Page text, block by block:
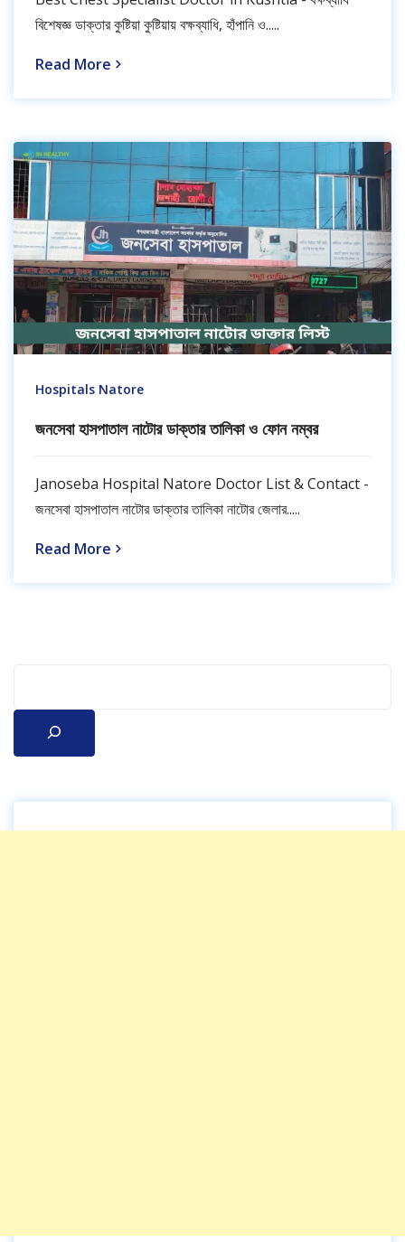
বিশেষজ্ঞ ডাক্তার কুষ্টিয়া কুষ্টিয়ায় বক্ষব্যাধি, হাঁপানি ও.....
Read More
Hospitals Natore
জনসেবা হাসপাতাল নাটোর ডাক্তার তালিকা ও ফোন নম্বর
Janoseba Hospital Natore Doctor List & Contact -
জনসেবা হাসপাতাল নাটোর ডাক্তার তালিকা নাটোর জেলার.....
Read More